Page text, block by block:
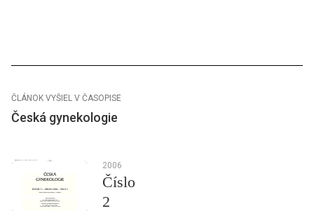
ČLÁNOK VYŠIEL V ČASOPISE
Česká gynekologie
2006
Číslo
2